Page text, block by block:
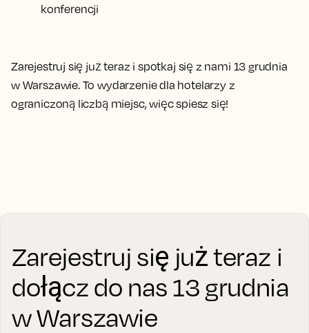
konferencji
Zarejestruj się już teraz i spotkaj się z nami 13 grudnia
w Warszawie. To wydarzenie dla hotelarzy z
ograniczoną liczbą miejsc, więc spiesz się!
Zarejestruj się już teraz i
dołącz do nas 13 grudnia
w Warszawie